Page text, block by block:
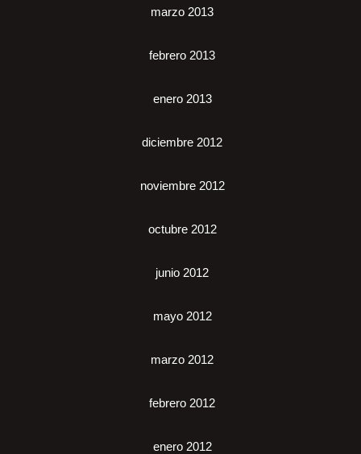
marzo 2013
febrero 2013
enero 2013
diciembre 2012
noviembre 2012
octubre 2012
junio 2012
mayo 2012
marzo 2012
febrero 2012
enero 2012